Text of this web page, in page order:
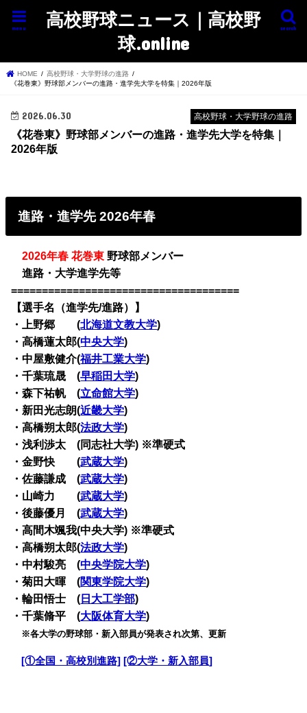
高校野球ニュース｜高校野
球.online
search
menu
HOME
高校野球・大学野球の進路
《花巻東》野球部メンバーの進路・進学先大学を特集｜2026年版
高校野球・大学野球の進路
2026.06.30
《花巻東》野球部メンバーの進路・進学先大学を特集｜
2026年版
進路・進学先 2026年春
・2026年春 花巻東 野球部メンバー
・進路・大学進学先等
=====================================
【選手名（進学先/進路）】
・上野郷 (北海道文教大学)
・高橋蓮太郎(中央大学)
・中屋敷健介(福井工業大学)
・千葉琉晟 (早稲田大学)
・森下祐帆 (立命館大学)
・新田光志朗(近畿大学)
・高橋朔太郎(法政大学)
・浅利渉太 (同志社大学) ※準硬式
・金野快 (武蔵大学)
・佐藤謙成 (武蔵大学)
・山崎力 (武蔵大学)
・後藤優月 (武蔵大学)
・高間木颯我(中央大学) ※準硬式
・高橋朔太郎(法政大学)
・中村駿亮 (中央学院大学)
・菊田大暉 (関東学院大学)
・輪田悟士 ( 日大工学部)
・千葉脩平 (大阪体育大学)
※各大学の野球部・新入部員が発表され次第、更新
[①全国・高校別進路] [②大学・新入部員]